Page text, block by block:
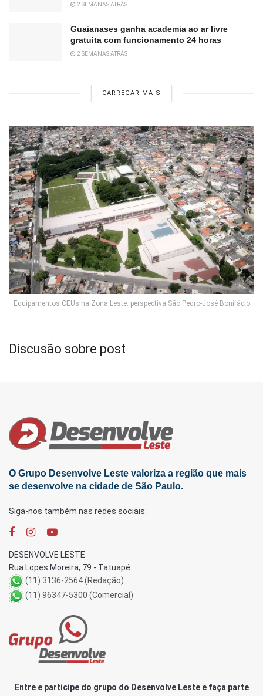
2 SEMANAS ATRÁS
Guaianases ganha academia ao ar livre
gratuita com funcionamento 24 horas
2 SEMANAS ATRÁS
CARREGAR MAIS
Equipamentos CEUs na Zona Leste: perspectiva São Pedro-José Bonifácio
Discusão sobre post
O Grupo Desenvolve Leste valoriza a região que mais
se desenvolve na cidade de São Paulo.
Siga-nos também nas redes sociais:
DESENVOLVE LESTE
Rua Lopes Moreira, 79 - Tatuapé
(11) 3136-2564 (Redação)
(11) 96347-5300 (Comercial)
Entre e participe do grupo do Desenvolve Leste e faça parte